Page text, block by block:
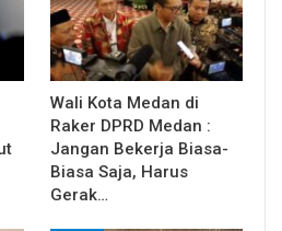
Wali Kota Medan di
Raker DPRD Medan :
Jangan Bekerja Biasa-
Biasa Saja, Harus
Gerak…